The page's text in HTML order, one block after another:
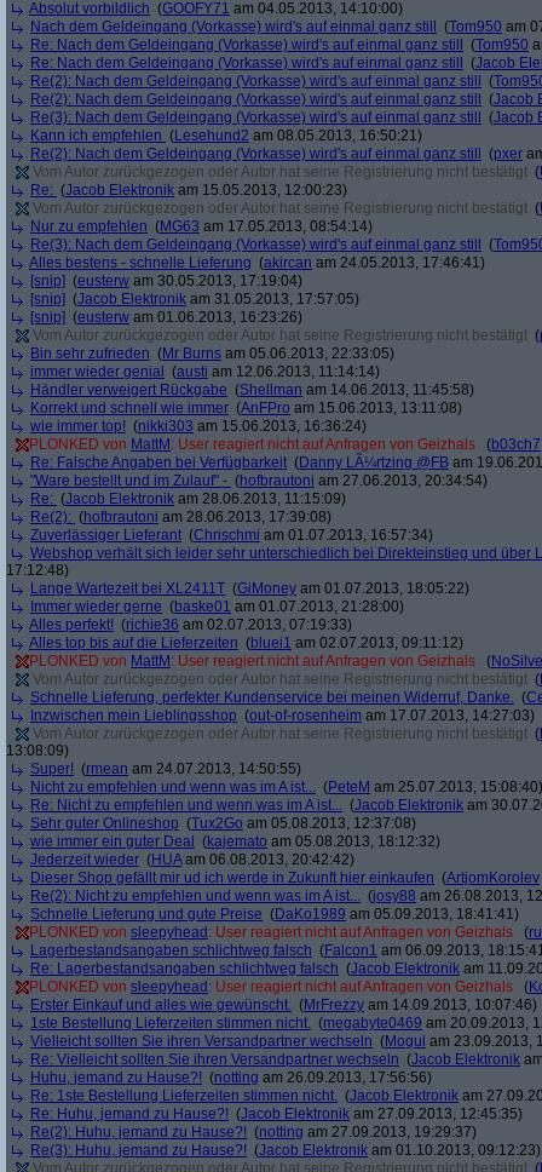
Absolut vorbildlich (GOOFY71 am 04.05.2013, 14:10:00)
Nach dem Geldeingang (Vorkasse) wird's auf einmal ganz still
(Tom950 am
Re: Nach dem Geldeingang (Vorkasse) wird's auf einmal ganz still
(Tom950
Re: Nach dem Geldeingang (Vorkasse) wird's auf einmal ganz still
(Jacob
Re(2): Nach dem Geldeingang (Vorkasse) wird's auf einmal ganz still
(
Re(2): Nach dem Geldeingang (Vorkasse) wird's auf einmal ganz still
(Jacob
Re(3): Nach dem Geldeingang (Vorkasse) wird's auf einmal ganz still
(Jacob
Kann ich empfehlen (Lesehund2 am 08.05.2013, 16:50:21)
Re(2): Nach dem Geldeingang (Vorkasse) wird's auf einmal ganz still
(pxer
Vom Autor zurückgezogen oder Autor hat seine Registrierung nicht bestätigt (
Re: (Jacob Elektronik am 15.05.2013, 12:00:23)
Vom Autor zurückgezogen oder Autor hat seine Registrierung nicht bestätigt (
Nur zu empfehlen (MG63 am 17.05.2013, 08:54:14)
Re(3): Nach dem Geldeingang (Vorkasse) wird's auf einmal ganz still
(
Alles bestens - schnelle Lieferung (akircan am 24.05.2013, 17:46:41)
[snip] (eusterw am 30.05.2013, 17:19:04)
[snip] (Jacob Elektronik am 31.05.2013, 17:57:05)
[snip] (eusterw am 01.06.2013, 16:23:26)
Vom Autor zurückgezogen oder Autor hat seine Registrierung nicht bestätigt (
Bin sehr zufrieden (Mr Burns am 05.06.2013, 22:33:05)
immer wieder genial
(austi am 12.06.2013, 11:14:14)
Händler verweigert Rückgabe (Shellman am 14.06.2013, 11:45:58)
Korrekt und schnell wie immer (AnFPro am 15.06.2013, 13:11:08)
wie immer top! (nikki303 am 15.06.2013, 16:36:24)
PLONKED von MattM : User reagiert nicht auf Anfragen von Geizhals (b03ch7
Re: Falsche Angaben bei Verfügbarkeit (Danny LÃ¼rtzing @FB am
"Ware bestellt und im Zulauf" - (hofbrautoni am 27.06.2013, 20:34:54)
Re: (Jacob Elektronik am 28.06.2013, 11:15:09)
Re(2): (hofbrautoni am 28.06.2013, 17:39:08)
Zuverlässiger Lieferant (Chrischmi am 01.07.2013, 16:57:34)
Webshop verhält sich leider sehr unterschiedlich bei Direkteinstieg und über
17:12:48)
Lange Wartezeit bei XL2411T (GiMoney am 01.07.2013, 18:05:22)
Immer wieder gerne (baske01 am 01.07.2013, 21:28:00)
Alles perfekt! (richie36 am 02.07.2013, 07:19:33)
Alles top bis auf die Lieferzeiten (bluei1 am 02.07.2013, 09:11:12)
PLONKED von MattM : User reagiert nicht auf Anfragen von Geizhals (
Vom Autor zurückgezogen oder Autor hat seine Registrierung nicht bestätigt (
Schnelle Lieferung, perfekter Kundenservice bei meinen Widerruf, Danke. (
Inzwischen mein Lieblingsshop (out-of-rosenheim am 17.07.2013, 14:27:03)
Vom Autor zurückgezogen oder Autor hat seine Registrierung nicht bestätigt (
13:08:09)
Super! (rmean am 24.07.2013, 14:50:55)
Nicht zu empfehlen und wenn was im A ist... (PeteM am 25.07.2013, 15:08:40)
Re: Nicht zu empfehlen und wenn was im A ist... (Jacob Elektronik am
Sehr guter Onlineshop (Tux2Go am 05.08.2013, 12:37:08)
wie immer ein guter Deal
(kajemato am 05.08.2013, 18:12:32)
Jederzeit wieder (HUAam 06.08.2013, 20:42:42)
Dieser Shop gefällt mir ud ich werde in Zukunft hier einkaufen (ArtjomKorolev
Re(2): Nicht zu empfehlen und wenn was im A ist... (josy88 am 26.08.2013,
Schnelle Lieferung und gute Preise (DaKo1989 am 05.09.2013, 18:41:41)
PLONKED von sleepyhead : User reagiert nicht auf Anfragen von Geizhals (
Lagerbestandsangaben schlichtweg falsch (Falcon1 am 06.09.2013,
Re: Lagerbestandsangaben schlichtweg falsch (Jacob Elektronik am
PLONKED von sleepyhead : User reagiert nicht auf Anfragen von Geizhals (
Erster Einkauf und alles wie gewünscht. (MrFrezzy am 14.09.2013, 10:07:46)
1ste Bestellung Lieferzeiten stimmen nicht. (megabyte0469 am 20.09.2013,
Vielleicht sollten Sie ihren Versandpartner wechseln (Mogul am 23.09.2013,
Re: Vielleicht sollten Sie ihren Versandpartner wechseln (Jacob Elektronik
Huhu, jemand zu Hause?! (notting am 26.09.2013, 17:56:56)
Re: 1ste Bestellung Lieferzeiten stimmen nicht. (Jacob Elektronik am
Re: Huhu, jemand zu Hause?! (Jacob Elektronik am 27.09.2013, 12:45:35)
Re(2): Huhu, jemand zu Hause?! (notting am 27.09.2013, 19:29:37)
Re(3): Huhu, jemand zu Hause?! (Jacob Elektronik am 01.10.2013, 09:12:23)
Vom Autor zurückgezogen oder Autor hat seine Registrierung nicht bestätigt (